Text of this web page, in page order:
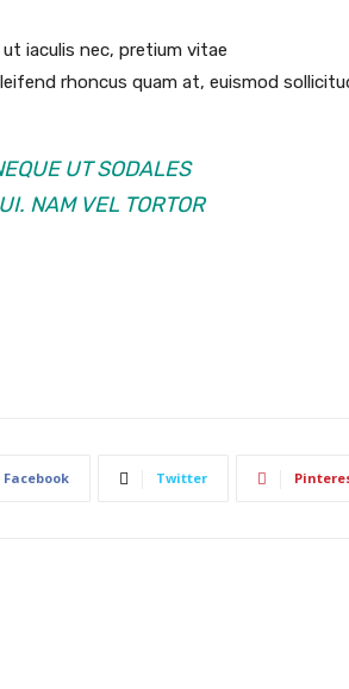
iaculis nec, pretium vitae
rhoncus quam at, euismod
UT SODALES
NAM VEL TORTOR
Facebook Twitter